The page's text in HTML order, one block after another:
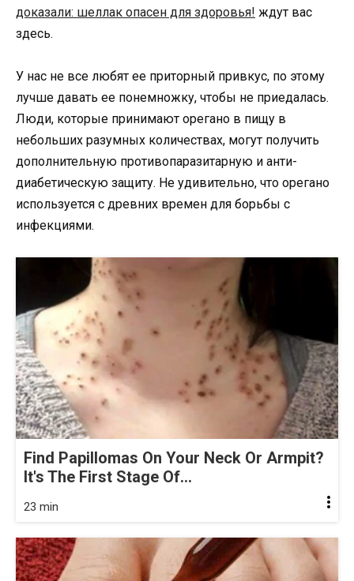
доказали: шеллак опасен для здоровья! ждут вас
здесь.
У нас не все любят ее приторный привкус, по этому
лучше давать ее понемножку, чтобы не приедалась.
Люди, которые принимают орегано в пищу в
небольших разумных количествах, могут получить
дополнительную противопаразитарную и анти-
диабетическую защиту. Не удивительно, что орегано
используется с древних времен для борьбы с
инфекциями.
Find Papillomas On Your Neck Or Armpit?
It's The First Stage Of...
23 min